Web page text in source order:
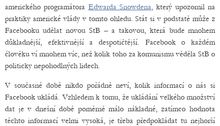
amerického programátora Edwarda Snowdena, který upozornil na
praktiky americké vlády v tomto ohledu. Stát si v podstatě může z
Facebooku udělat novou StB – a takovou, která bude mnohem
důkladnější, efektivnější a despotičtější. Facebook o každém
člověku ví mnohem víc, než kolik toho za komunismu věděla StB o
politicky nepohodlných lidech.
V současné době nikdo pořádně neví, kolik informací o nás si
Facebook ukládá. Vzhledem k tomu, že ukládání velkého množství
dat je v dnešní době poměrně málo nákladné, zatímco hodnota
těchto informací velmi vysoká, je třeba předpokládat tu nejhorší